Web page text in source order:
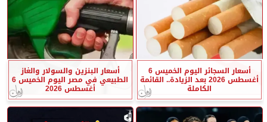
أسعار السجائر اليوم الخميس 6
أغسطس 2026 بعد الزيادة.. القائمة
الكاملة
أسعار البنزين والسولار والغاز
الطبيعي في مصر اليوم الخميس 6
أغسطس 2026